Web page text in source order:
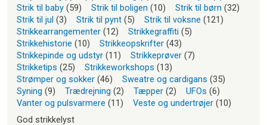
Strik til baby (59) Strik til boligen (10) Strik til børn (32)
Strik til jul (3) Strik til pynt (5) Strik til voksne (121)
Strikkearrangementer (12) Strikkegraffiti (5)
Strikkehistorie (10) Strikkeopskrifter (43)
Strikkepinde og udstyr (11) Strikkeprøver (7)
Strikketips (25) Strikkeworkshops (13)
Strømper og sokker (46) Sweatre og cardigans (35)
Syning (9) Trædrejning (2) Tæpper (2) UFOs (6)
Vanter og pulsvarmere (11) Veste og undertrøjer (10)
God strikkelyst